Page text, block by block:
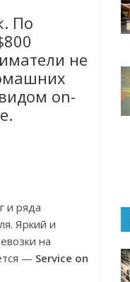
По
не
on-
и ряда
Яркий и
на
— Service on